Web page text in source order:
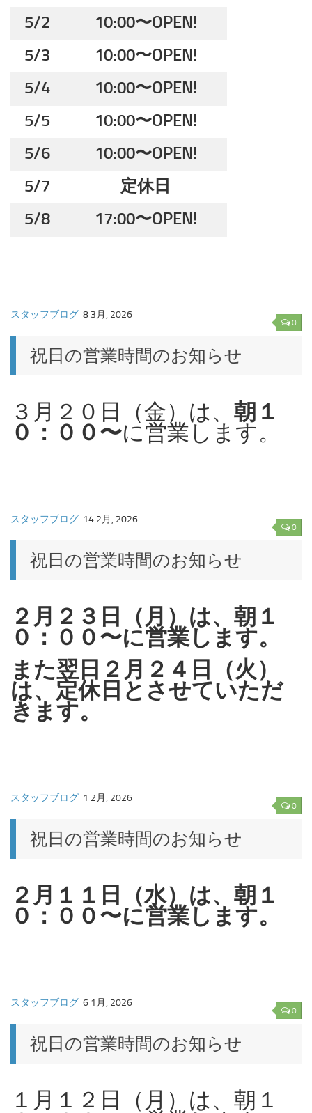
5/2
10:00〜OPEN!
5/3
10:00〜OPEN!
5/4
10:00〜OPEN!
5/5
10:00〜OPEN!
5/6
10:00〜OPEN!
5/7
定休日
5/8
17:00〜OPEN!
0
スタッフブログ 8 3月, 2026
祝日の営業時間のお知らせ
３月２０日（金）は、 朝１
０：００〜に営業します。
0
スタッフブログ 14 2月, 2026
祝日の営業時間のお知らせ
２月２３日（月）は、朝１
０：００〜に営業します。
また翌日２月２４日（火）
は、定休日とさせていただ
きます。
0
スタッフブログ 1 2月, 2026
祝日の営業時間のお知らせ
２月１１日（水）は、朝１
０：００〜に営業します。
0
スタッフブログ 6 1月, 2026
祝日の営業時間のお知らせ
１月１２日（月）は、朝１